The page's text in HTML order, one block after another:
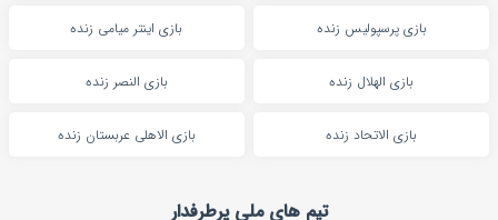
بازی پرسپولیس زنده بازی اینتر میامی زنده
بازی الهلال زنده بازی النصر زنده
بازی الاتحاد زنده بازی الاهلی عربستان زنده
تیم های ملی پرطرفدار